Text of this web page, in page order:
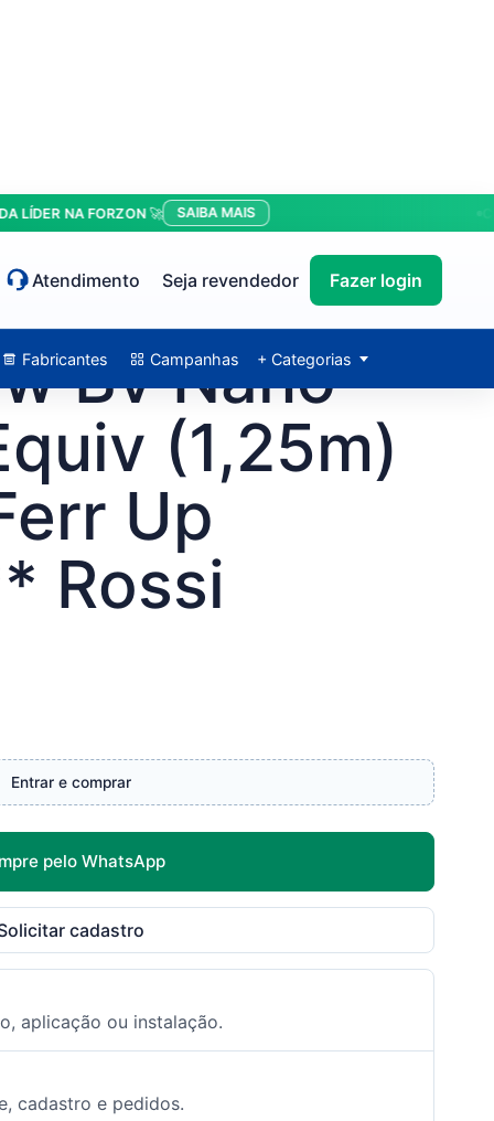
NA FORZON 🚀 SAIBA MAIS
Atendimento Seja revendedor Fazer login
Fabricantes Campanhas + Categorias
Bv Nano
(1,25m)
Up
Rossi
Entrar e comprar
pelo WhatsApp
cadastro
aplicação ou instalação.
cadastro e pedidos.